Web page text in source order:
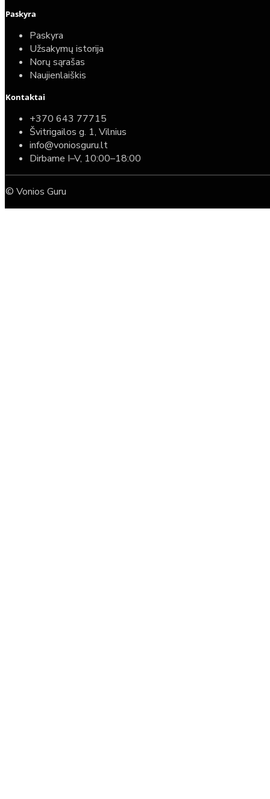
Paskyra
Paskyra
Užsakymų istorija
Norų sąrašas
Naujienlaiškis
Kontaktai
+370 643 77715
Švitrigailos g. 1, Vilnius
info@voniosguru.lt
Dirbame I–V, 10:00–18:00
© Vonios Guru